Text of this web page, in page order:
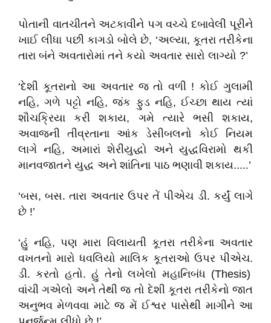
પોતાની વાતચીતને અટકાવીને પગ વચ્ચે દબાવેલી પૂરીને
ખાઈ લીધા પછી કાગડો બોલે છે, ‘અલ્યા, કૂતરા તરીકેના
તારા બંને અવતારોમાં તને કયો અવતાર સારો લાગ્યો ?’
‘દેશી કૂતરાનો આ અવતાર જ તો વળ ી ! કોઈ ગુલામી
નહિ,ગળે પટ્ટો નહિ,જંક ફુડ નહિ, ઈચ્છા થાય ત્યાં
શૌચક્રિયા કરી શકાય, ગમે ત્યારે ભસી શકાય,
અવાજની તીવ્રતાના આંક ડેસીબલનો કોઈ નિયમ
લાગે નહિ,અમારાં શેરીયુદ્ધો અને યુદ્ધવિરામો થકી
માનવજાતને યુદ્ધ અને શાંતિના પાઠ ભણાવી શકાય.....’
‘બસ,બસ. તારા અવતાર ઉપર તેં પીએચ ડી. કર્યું લાગે
છે !’
‘હું નહિ,પણ મારા વિલાયતી કૂતરા તરીકેના અવતાર
વખતનો મારો ધવલિયો માલિક કૂતરાઓ ઉપર પીએચ.
ડી. કરતો હતો. હું તેનો લખેલો મહાનિબંધ (Thesis)
વાંચી ગએલો અને તેથી જ તો દેશી કૂતરા તરીકેનો જાત
અનુભવ મેળવવા માટે જ મેં ઈશ્વર પાસેથી માગીને આ